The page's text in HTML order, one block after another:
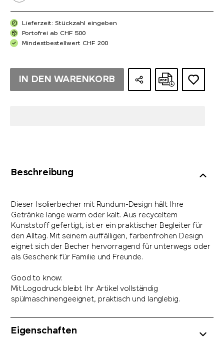
Lieferzeit: Stückzahl eingeben
Portofrei ab CHF 500
Mindestbestellwert CHF 200
IN DEN WARENKORB
Beschreibung
Dieser Isolierbecher mit Rundum-Design hält Ihre
Getränke lange warm oder kalt. Aus recyceltem
Kunststoff gefertigt, ist er ein praktischer Begleiter für
den Alltag. Mit seinem auffälligen, farbenfrohen Design
eignet sich der Becher hervorragend für unterwegs oder
als Geschenk für Familie und Freunde.
Good to know:
Mit Logodruck bleibt Ihr Artikel vollständig
spülmaschinengeeignet, praktisch und langlebig.
Eigenschaften